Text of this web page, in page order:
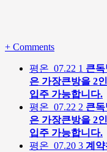
+ Comments
평온 07.22 1 큰
은 가장큰방을 2
입주 가능합니다.
평온 07.22 2 큰
은 가장큰방을 2
입주 가능합니다.
평온 07.20 3 계